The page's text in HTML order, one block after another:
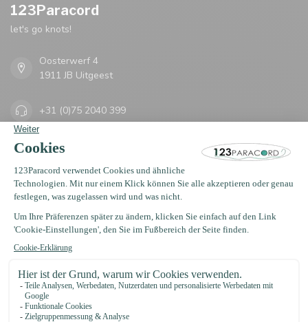
123Paracord
let's go knots!
Oosterwerf 4
1911 JB Uitgeest
+31 (0)75 2040 399
support@123paracord.de
Kategorien
Informationen